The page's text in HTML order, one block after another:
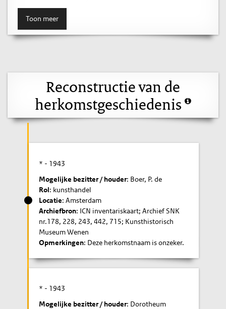
Toon meer
Reconstructie van de
herkomstgeschiedenis
* - 1943
Mogelijke bezitter / houder: Boer, P. de
Rol: kunsthandel
Locatie: Amsterdam
Archiefbron: ICN inventariskaart; Archief SNK
nr.178, 228, 243, 442, 715; Kunsthistorisch
Museum Wenen
Opmerkingen: Deze herkomstnaam is onzeker.
* - 1943
Mogelijke bezitter / houder: Dorotheum